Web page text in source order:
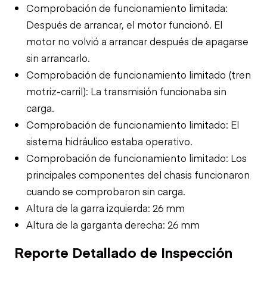
Comprobación de funcionamiento limitada:
Después de arrancar, el motor funcionó. El
motor no volvió a arrancar después de apagarse
sin arrancarlo.
Comprobación de funcionamiento limitado (tren
motriz-carril): La transmisión funcionaba sin
carga.
Comprobación de funcionamiento limitado: El
sistema hidráulico estaba operativo.
Comprobación de funcionamiento limitado: Los
principales componentes del chasis funcionaron
cuando se comprobaron sin carga.
Altura de la garra izquierda: 26 mm
Altura de la garganta derecha: 26 mm
Reporte Detallado de Inspección